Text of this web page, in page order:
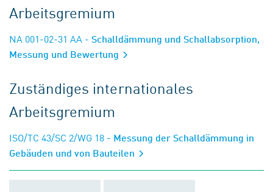
Arbeitsgremium
NA 001-02-31 AA - Schalldämmung und Schallabsorption,
Messung und Bewertung
Zuständiges internationales
Arbeitsgremium
ISO/TC 43/SC 2/WG 18 - Messung der Schalldämmung in
Gebäuden und von Bauteilen